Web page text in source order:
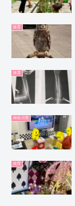
旅育
旅育
神奈川県
旅育